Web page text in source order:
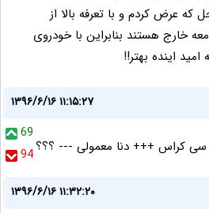
که عرض کردم و با تعرفه بالا از
خارج هستند بنابراین با خودروی
اینده بهتر!!
۱۳۹۶/۶/۱۶ ۱۱:۱۵:۲۷
69
94سی کراس +++ دنا معمولی --- ؟؟؟
۱۳۹۶/۶/۱۶ ۱۱:۳۲:۲۰